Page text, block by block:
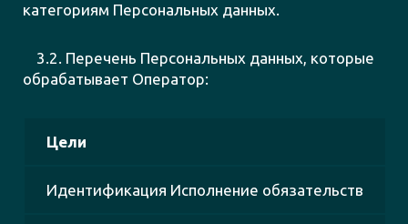
категориям Персональных данных.
3.2. Перечень Персональных данных, которые
обрабатывает Оператор:
Цели
Идентификация Исполнение обязательств